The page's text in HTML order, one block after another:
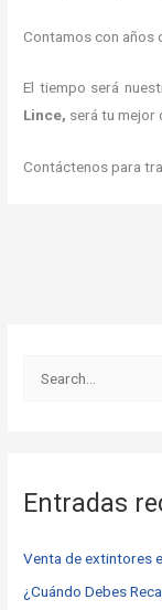
Contamos con años
El tiempo será
Lince, será tu mejor
Contáctenos para
a
p
o
Entradas
Venta de extintores
¿Cuándo Debes